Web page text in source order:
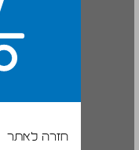
חזרה לאתר